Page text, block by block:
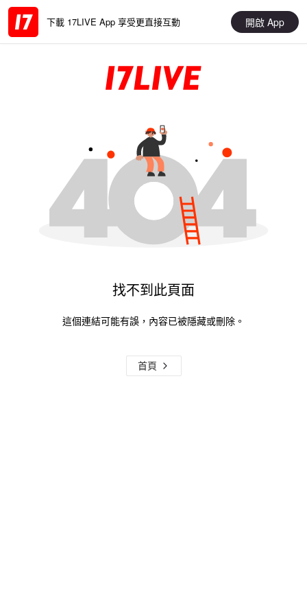
下載 17LIVE App 享受更直接互動 開啟 App
找不到此頁面
這個連結可能有誤，內容已被隱藏或刪除。
首頁